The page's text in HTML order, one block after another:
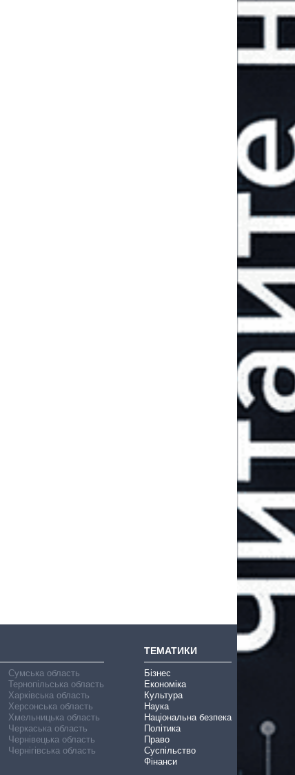
Сумська область
Тернопільська область
Харківська область
Херсонська область
Хмельницька область
Черкаська область
Чернівецька область
Чернігівська область
ТЕМАТИКИ
Бізнес
Економіка
Культура
Наука
Національна безпека
Політика
Право
Суспільство
Фінанси